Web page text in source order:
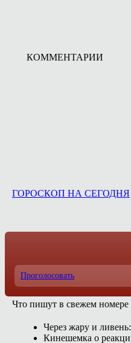
КОММЕНТАРИИ
ГОРОСКОП НА СЕГОДНЯ
Проголосовать
Что пишут в свежем номере
Через жару и
Кинешемка о